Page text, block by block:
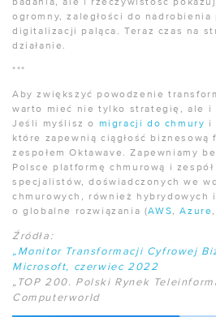
badania, ale i rzeczywistość
ogromny, zaległości do nadrobienia
digitalizacji paląca. Teraz czas na
działanie.
***
Aby zwiększyć powodzenie
warto mieć nie tylko strategię, ale i
Jeśli myślisz o
migracji do chmury i
które zapewnią ciągłość
zespołem Oktawave. Zapewniamy
Polsce platformę chmurową i
specjalistów, doświadczonych we
chmurowych, również hybrydowych
o globalne rozwiązania (AWS,Az ure,
Źródła:
„Monitor Transformacji Cyfrowej
Microsoft, czerwiec 2022
„TOP 200. Polski Rynek
Computerworld